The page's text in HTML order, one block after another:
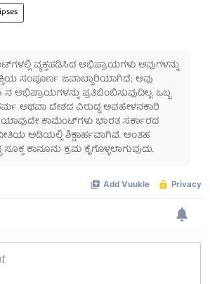
ವ್ಯಕ್ತಪಡಿಸಿದ ಅಭಿಪ್ರಾಯಗಳು ಅವುಗಳನ್ನು
ಸಂಪೂರ್ಣ ಜವಾಬ್ದಾರಿಯಾಗಿದೆ; ಅವು
ನ ಅಭಿಪ್ರಾಯಗಳನ್ನು ಪ್ರತಿಬಿಂಬಿಸುವುದಿಲ್ಲ. ಒಬ್ಬ
ಅಥವಾ ದೇಶದ ವಿರುದ್ಧ ಅವಹೇಳನಕಾರಿ
ಕಾಮೆಂಟ್‌ಗಳು ಭಾರತ ಸರ್ಕಾರದ
ಅಡಿಯಲ್ಲಿ ಶಿಕ್ಷಾರ್ಹವಾಗಿವೆ. ಅಂತಹ
ಕಾನೂನು ಕ್ರಮ ಕೈಗೊಳ್ಳಲಾಗುವುದು.